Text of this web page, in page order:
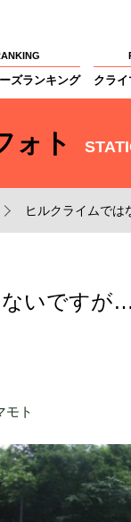
ズランキング クライ
ォト
ヒルクライムで
ないです
モト